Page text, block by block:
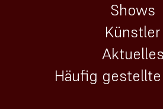
Shows
Künstler
Aktuelles
Häufig